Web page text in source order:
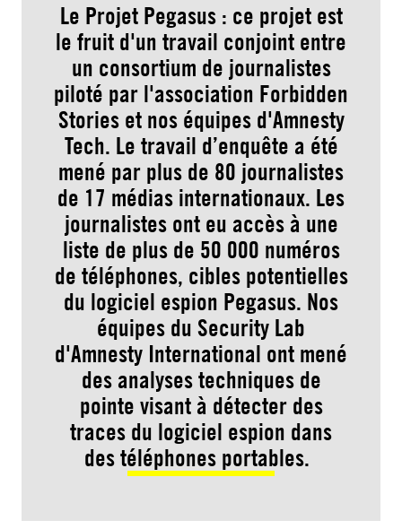
Le Projet Pegasus : ce projet est
le fruit d'un travail conjoint entre
un consortium de journalistes
piloté par l'association Forbidden
Stories et nos équipes d'Amnesty
Tech. Le travail d’enquête a été
mené par plus de 80 journalistes
de 17 médias internationaux. Les
journalistes ont eu accès à une
liste de plus de 50 000 numéros
de téléphones, cibles potentielles
du logiciel espion Pegasus. Nos
équipes du Security Lab
d'Amnesty International ont mené
des analyses techniques de
pointe visant à détecter des
traces du logiciel espion dans
des téléphones portables.